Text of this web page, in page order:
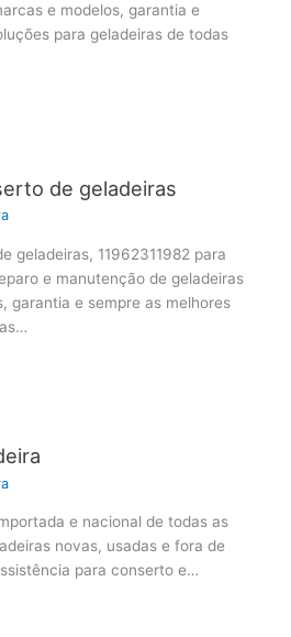
e modelos, garantia e
para geladeiras de todas
de geladeiras
geladeiras, 11962311982 para
e manutenção de geladeiras
garantia e sempre as melhores
e nacional de todas as
novas, usadas e fora de
para conserto e…